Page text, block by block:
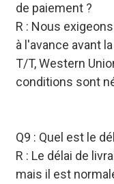
de paiement ?
R : Nous
à l'avance avant
T/T, Western
conditions sont
Q9 : Quel est le
R : Le délai de
mais il est